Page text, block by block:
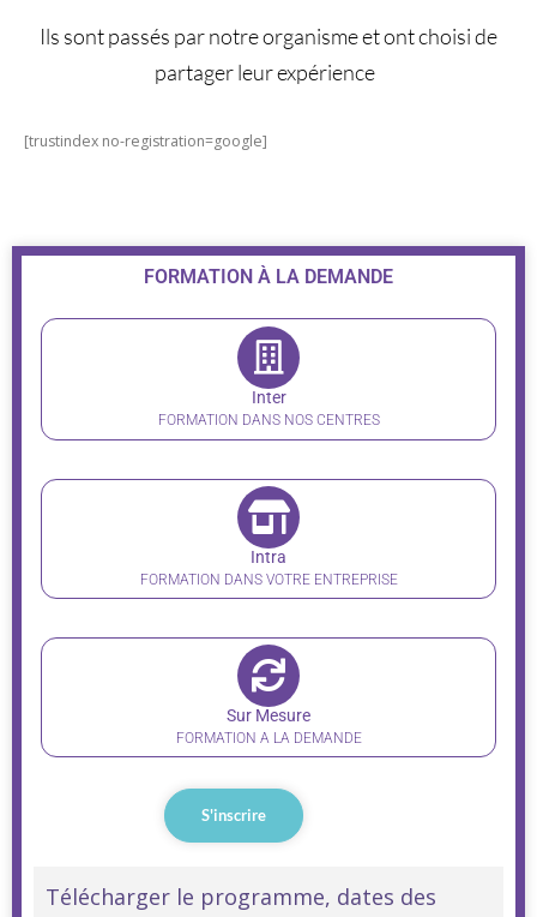
Ils sont passés par notre organisme et ont choisi de
partager leur expérience
[trustindex no-registration=google]
FORMATION À LA DEMANDE
Inter
FORMATION DANS NOS CENTRES
Intra
FORMATION DANS VOTRE ENTREPRISE
Sur Mesure
FORMATION A LA DEMANDE
S'inscrire
Linguistique
Télécharger le programme, dates des